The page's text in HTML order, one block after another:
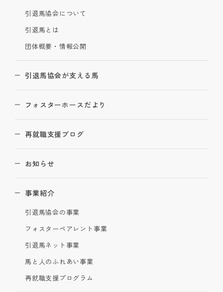
引退馬協会について
引退馬とは
団体概要・情報公開
引退馬協会が支える馬
フォスターホースだより
再就職支援ブログ
お知らせ
事業紹介
引退馬協会の事業
フォスターペアレント事業
引退馬ネット事業
馬と人のふれあい事業
再就職支援プログラム